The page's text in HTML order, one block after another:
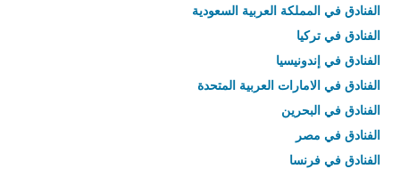
الفنادق في المملكة العربية السعودية
الفنادق في تركيا
الفنادق في إندونيسيا
الفنادق في الامارات العربية المتحدة
الفنادق في البحرين
الفنادق في مصر
الفنادق في فرنسا